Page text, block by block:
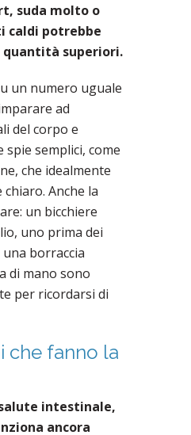
suda molto o
caldi potrebbe
quantità superiori.
un numero uguale
ad
del corpo e
spie semplici, come
che idealmente
Anche la
un bicchiere
uno prima dei
borraccia
di mano sono
per ricordarsi di
che fanno la
intestinale,
ancora